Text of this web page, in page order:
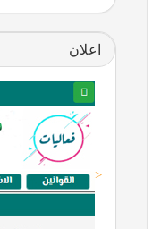
اعلان
<